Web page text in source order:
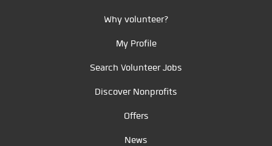
Why volunteer?
My Profile
Search Volunteer Jobs
Discover Nonprofits
Offers
News